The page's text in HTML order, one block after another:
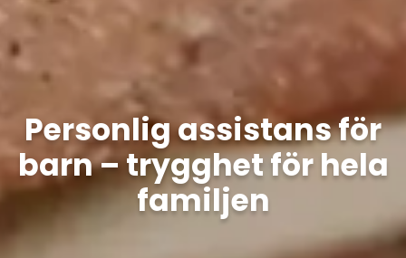
Personlig assistans för
barn – trygghet för hela
familjen